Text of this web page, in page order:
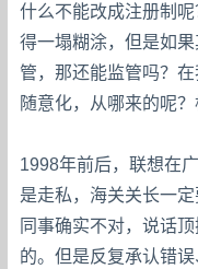
什么不能改成注册制
得一塌糊涂，但是如
管，那还能监管吗？
随意化，从哪来的呢
1998年前后，联想在
是走私，海关关长一
同事确实不对，说话
的。但是反复承认错